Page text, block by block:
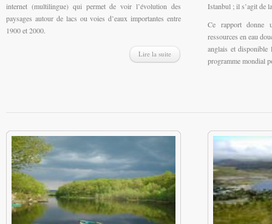
internet (multilingue) qui permet de voir l’évolution des
paysages autour de lacs ou voies d’eaux importantes entre
1900 et 2000.
Lire la suite
Istanbul ; il s’agit de
Ce rapport donne
ressources en eau
anglais et
programme mondial